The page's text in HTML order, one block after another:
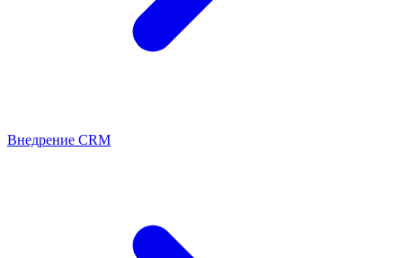
Внедрение CRM